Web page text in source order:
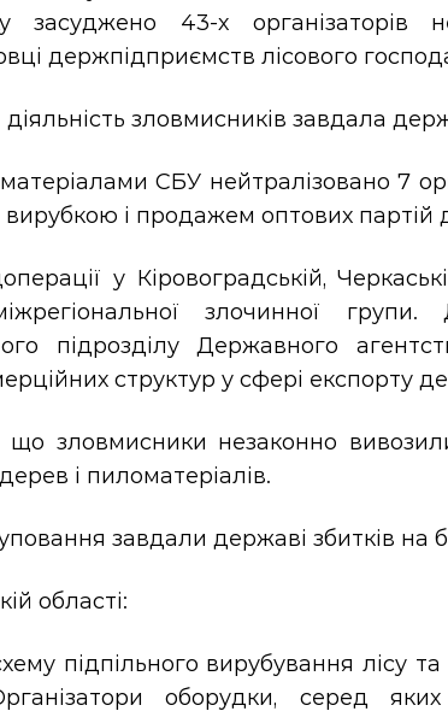
засуджено 43-х організаторів
держпідприємств лісового
зловмисників завдала
СБУ нейтралізовано 7
і продажем оптових партій
у Кіровоградській,
злочинної
підрозділу Державного
структур у сфері експорту
що зловмисники незаконно
і пиломатеріалів.
завдали державі збитків на
області:
підпільного вирубування лісу
оборудки, серед яких